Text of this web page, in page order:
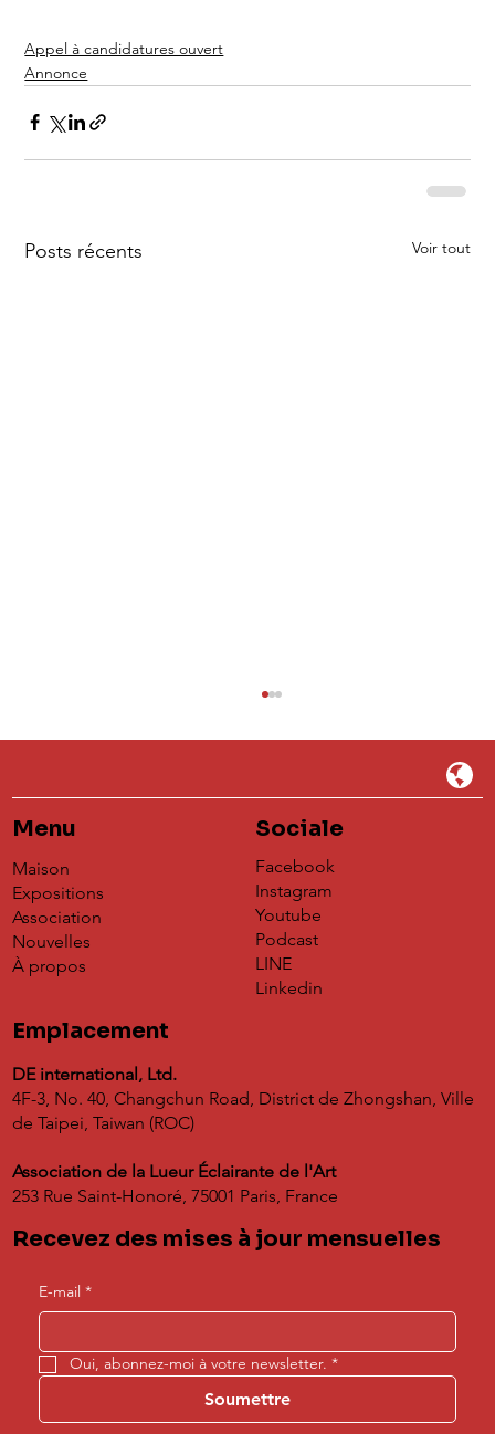
Appel à candidatures ouvert
Annonce
Posts récents Voir tout
Résonance[s] : Grand Salon des Métiers
d'Art Contemporains en France
Menu
Maison
Expositions
Association
Nouvelles
À propos
Sociale
Facebook
Instagram
Youtube
Podcast
LINE
Linkedin
Emplacement
DE international, Ltd.
4F-3, No. 40, Changchun Road, District de Zhongshan, Ville
de Taipei, Taiwan (ROC)
Association de la Lueur Éclairante de l'Art
253 Rue Saint-Honoré, 75001 Paris, France
Recevez des mises à jour mensuelles
E-mail *
Oui, abonnez-moi à votre newsletter. *
Soumettre